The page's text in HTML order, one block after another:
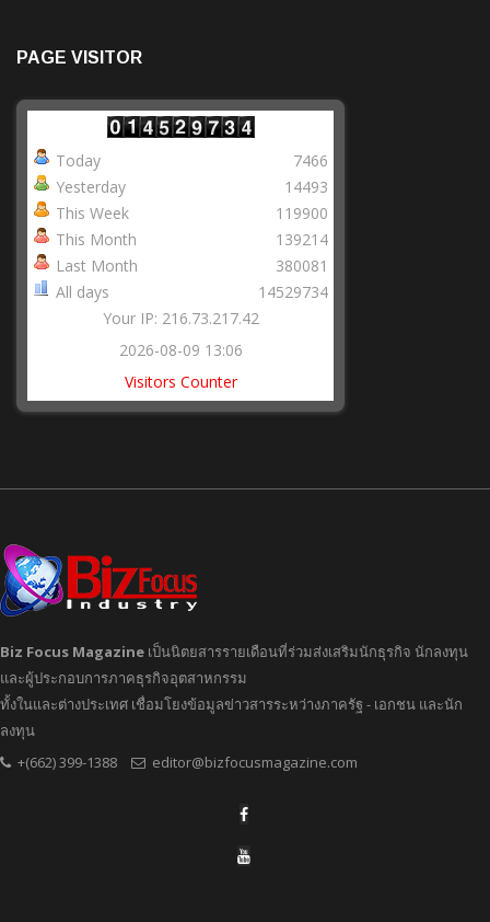
PAGE VISITOR
Today
Yesterday
This Week
This Month
Last Month
All days
7466
14493
119900
139214
380081
14529734
Your IP: 216.73.217.42
2026-08-09 13:06
Visitors Counter
Biz Focus Magazine เป็นนิตยสารรายเดือนที่ร่วมส่งเสริมนักธุรกิจ นักลงทุน
และผู้ประกอบการภาคธุรกิจอุตสาหกรรม
ทั้งในและต่างประเทศ เชื่อมโยงข้อมูลข่าวสารระหว่างภาครัฐ - เอกชน และนัก
ลงทุน
+(662) 399-1388
editor@bizfocusmagazine.com